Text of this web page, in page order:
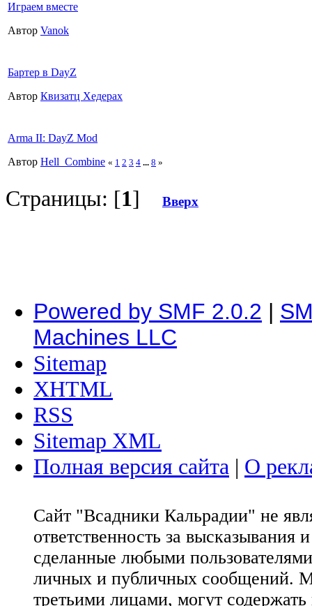
Играем вместе
Автор Vanok
Бартер в DayZ
Автор Квизатц Хедерах
Arma II: DayZ Mod
Автор Hell_Combine « 1 2 3 4 ... 8 »
Страницы: [1] Вверх
Powered by SMF 2.0.2 |
Machines LLC
Sitemap
XHTML
RSS
Sitemap XML
Полная версия сайта | О
Сайт "Всадники Кальрадии" не
ответственность за
сделанные любыми
личных и публичных сообщений.
третьими лицами, могут